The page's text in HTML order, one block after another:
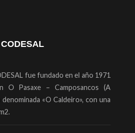
fue fundado en el año 1971
O Pasaxe – Camposancos (A
«O Caldeiro», con una